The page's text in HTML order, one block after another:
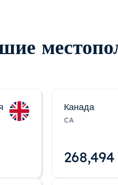
Канада
CA
268,495